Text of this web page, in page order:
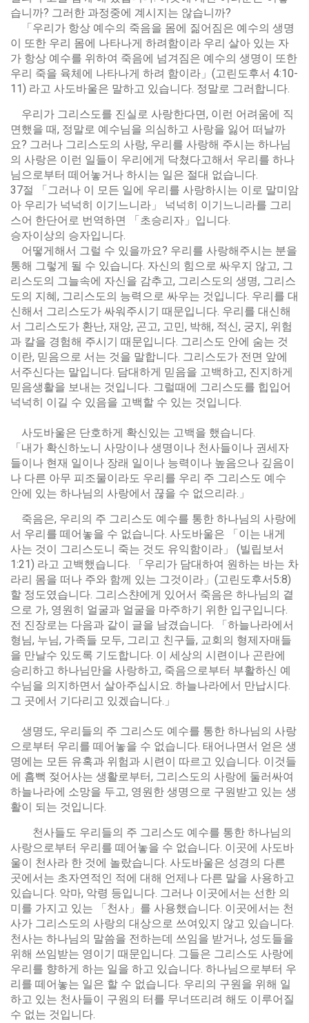
습니까? 그러한 과정중에 계시지는 않습니까?
「우리가 항상 예수의 죽음을 몸에 짊어짐은 예수의 생명
이 또한 우리 몸에 나타나게 하려함이라 우리 살아 있는 자
가 항상 예수를 위하여 죽음에 넘겨짐은 예수의 생명이 또한
우리 죽을 육체에 나타나게 하려 함이라」(고린도후서 4:10-
11) 라고 사도바울은 말하고 있습니다. 정말로 그러합니다.
우리가 그리스도를 진실로 사랑한다면, 이런 어려움에 직
면했을 때, 정말로 예수님을 의심하고 사랑을 잃어 떠날까
요? 그러나 그리스도의 사랑, 우리를 사랑해 주시는 하나님
의 사랑은 이런 일들이 우리에게 닥쳤다고해서 우리를 하나
님으로부터 떼어놓거나 하시는 일은 절대 없습니다.
37절 「그러나 이 모든 일에 우리를 사랑하시는 이로 말미암
아 우리가 넉넉히 이기느니라」 넉넉히 이기느니라를 그리
스어 한단어로 번역하면 「초승리자」입니다.
승자이상의 승자입니다.
어떻게해서 그럴 수 있을까요? 우리를 사랑해주시는 분을
통해 그렇게 될 수 있습니다. 자신의 힘으로 싸우지 않고, 그
리스도의 그늘속에 자신을 감추고, 그리스도의 생명, 그리스
도의 지혜, 그리스도의 능력으로 싸우는 것입니다. 우리를 대
신해서 그리스도가 싸워주시기 때문입니다. 우리를 대신해
서 그리스도가 환난, 재앙, 곤고, 고민, 박해, 적신, 궁지, 위험
과 칼을 경험해 주시기 때문입니다. 그리스도 안에 숨는 것
이란, 믿음으로 서는 것을 말합니다. 그리스도가 전면 앞에
서주신다는 말입니다. 담대하게 믿음을 고백하고, 진지하게
믿음생활을 보내는 것입니다. 그럴때에 그리스도를 힙입어
넉넉히 이길 수 있음을 고백할 수 있는 것입니다.
사도바울은 단호하게 확신있는 고백을 했습니다.
「내가 확신하노니 사망이나 생명이나 천사들이나 권세자
들이나 현재 일이나 장래 일이나 능력이나 높음으나 깊음이
나 다른 아무 피조물이라도 우리를 우리 주 그리스도 예수
안에 있는 하나님의 사랑에서 끊을 수 없으리라.」
죽음은, 우리의 주 그리스도 예수를 통한 하나님의 사랑에
서 우리를 떼어놓을 수 없습니다. 사도바울은 「이는 내게
사는 것이 그리스도니 죽는 것도 유익함이라」 (빌립보서
1:21) 라고 고백했습니다. 「우리가 담대하여 원하는 바는 차
라리 몸을 떠나 주와 함께 있는 그것이라」(고린도후서5:8)
할 정도였습니다. 그리스챤에게 있어서 죽음은 하나님의 곁
으로 가, 영원히 얼굴과 얼굴을 마주하기 위한 입구입니다.
전 진장로는 다음과 같이 글을 남겼습니다. 「하늘나라에서
형님, 누님, 가족들 모두, 그리고 친구들, 교회의 형제자매들
을 만날수 있도록 기도합니다. 이 세상의 시련이나 곤란에
승리하고 하나님만을 사랑하고, 죽음으로부터 부활하신 예
수님을 의지하면서 살아주십시요. 하늘나라에서 만납시다.
그 곳에서 기다리고 있겠습니다.」
생명도, 우리들의 주 그리스도 예수를 통한 하나님의 사랑
으로부터 우리를 떼어놓을 수 없습니다. 태어나면서 얻은 생
명에는 모든 유혹과 위험과 시련이 따르고 있습니다. 이것들
에 흠뻑 젖어사는 생활로부터, 그리스도의 사랑에 둘러싸여
하늘나라에 소망을 두고, 영원한 생명으로 구원받고 있는 생
활이 되는 것입니다.
천사들도 우리들의 주 그리스도 예수를 통한 하나님의
사랑으로부터 우리를 떼어놓을 수 없습니다. 이곳에 사도바
울이 천사라 한 것에 놀랐습니다. 사도바울은 성경의 다른
곳에서는 초자연적인 적에 대해 언제나 다른 말을 사용하고
있습니다. 악마, 악령 등입니다. 그러나 이곳에서는 선한 의
미를 가지고 있는 「천사」를 사용했습니다. 이곳에서는 천
사가 그리스도의 사랑의 대상으로 쓰여있지 않고 있습니다.
천사는 하나님의 말씀을 전하는데 쓰임을 받거나, 성도들을
위해 쓰임받는 영이기 때문입니다. 그들은 그리스도 사랑에
우리를 향하게 하는 일을 하고 있습니다. 하나님으로부터 우
리를 떼어놓는 일은 할 수 없습니다. 우리의 구원을 위해 일
하고 있는 천사들이 구원의 터를 무너뜨리려 해도 이루어질
수 없는 것입니다.